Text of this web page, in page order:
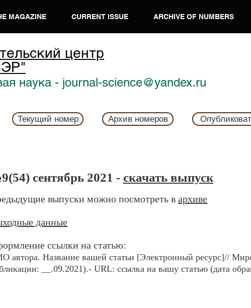
MAGAZINE CURRENT ISSUE ARCHIVE OF NUMBERS
центр
наука - journal-science@yandex.ru
Текущий номер Архив номеров
сентябрь 2021 - скачать выпуск
выпуски можно посмотреть в архиве
данные
ссылки на статью:
автора. Название вашей статьи [Электронный ресурс]//
__.09.2021).- URL: ссылка на вашу статью (дата